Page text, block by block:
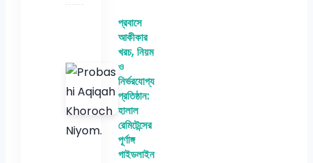
প্রবাসে
আকীকার
খরচ, নিয়ম
ও
নির্ভরযোগ্য
প্রতিষ্ঠান:
হালাল
রেমিটেন্সের
পূর্ণাঙ্গ
গাইডলাইন